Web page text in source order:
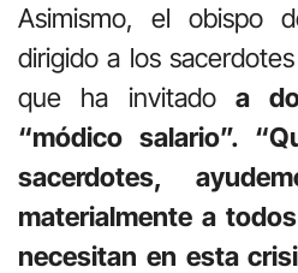
Asimismo, el obispo
dirigido a los
que ha invitadoa
“módico salario”.
sacerdotes,
materialmente a
necesitan en esta